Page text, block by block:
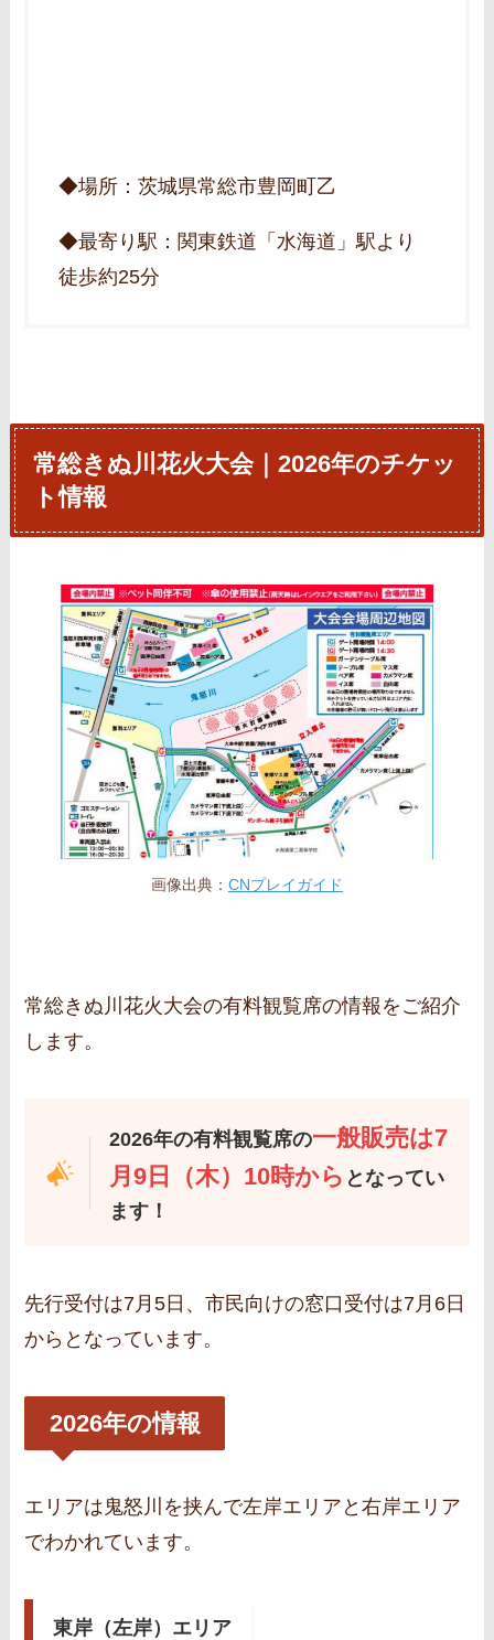
◆場所：茨城県常総市豊岡町乙
◆最寄り駅：関東鉄道「水海道」駅より
徒歩約25分
常総きぬ川花火大会｜2026年のチケッ
ト情報
画像出典： CNプレイガイド
常総きぬ川花火大会の有料観覧席の情報をご紹介
します。
2026年の有料観覧席の一般販売は7
月9日（木）10時から となってい
ます！
先行受付は7月5日、市民向けの窓口受付は7月6日
からとなっています。
2026年の情報
エリアは鬼怒川を挟んで左岸エリアと右岸エリア
でわかれています。
東岸（左岸）エリア